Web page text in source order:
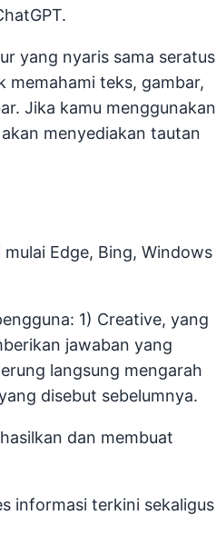
yang nyaris sama seratus
teks, gambar,
Jika kamu menggunakan
menyediakan tautan
Edge, Bing, Windows
1) Creative, yang
jawaban yang
langsung mengarah
disebut sebelumnya.
dan membuat
informasi terkini sekaligus